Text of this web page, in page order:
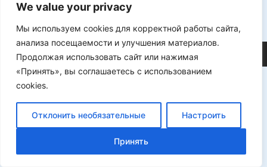
We value your privacy
Мы используем cookies для корректной работы сайта,
анализа посещаемости и улучшения материалов.
Продолжая использовать сайт или нажимая
«Принять», вы соглашаетесь с использованием
cookies.
Отклонить необязательные Настроить
Принять
Реклама
©2026 FLProg